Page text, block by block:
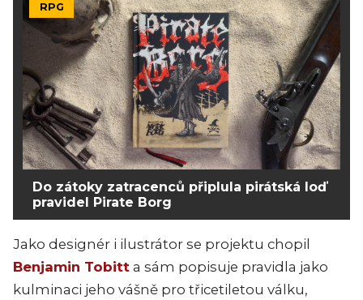
RPG
Do zátoky zatracenců připlula pirátská loď
pravidel Pirate Borg
Jako designér i ilustrátor se projektu chopil
Benjamin Tobitt a sám popisuje pravidla jako
kulminaci jeho vášně pro třicetiletou válku,